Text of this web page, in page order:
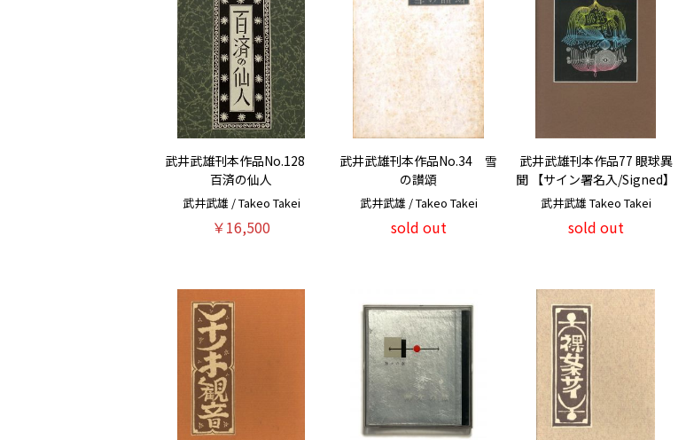
武井武雄刊本作品No.128
百済の仙人
武井武雄 / Takeo Takei
￥16,500
武井武雄刊本作品No.34 雪
の讃頌
武井武雄 / Takeo Takei
sold out
武井武雄刊本作品77 眼球異
聞 【サイン署名入/Signed】
武井武雄 Takeo Takei
sold out